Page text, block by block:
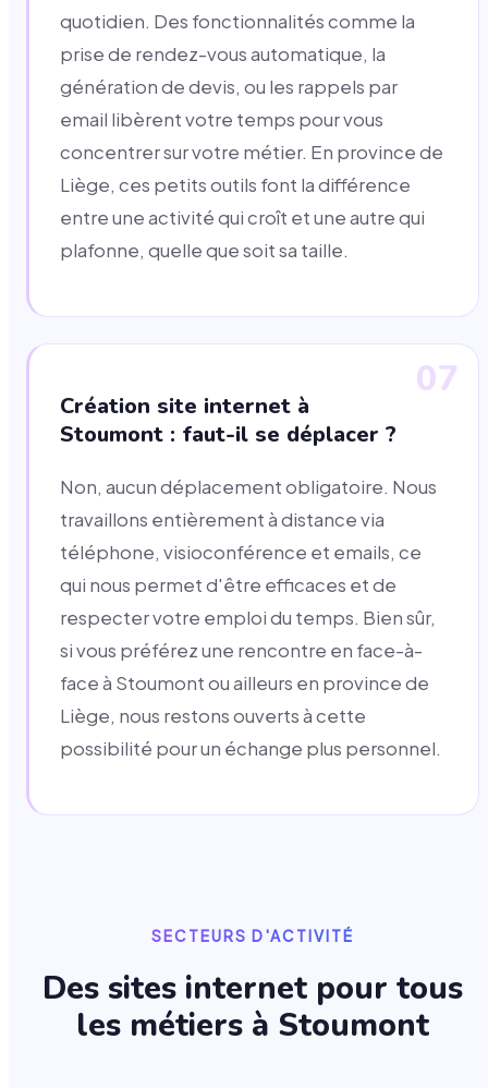
quotidien. Des fonctionnalités comme la
prise de rendez-vous automatique, la
génération de devis, ou les rappels par
email libèrent votre temps pour vous
concentrer sur votre métier. En province de
Liège, ces petits outils font la différence
entre une activité qui croît et une autre qui
plafonne, quelle que soit sa taille.
07
Création site internet à
Stoumont : faut-il se déplacer ?
Non, aucun déplacement obligatoire. Nous
travaillons entièrement à distance via
téléphone, visioconférence et emails, ce
qui nous permet d'être efficaces et de
respecter votre emploi du temps. Bien sûr,
si vous préférez une rencontre en face-à-
face à Stoumont ou ailleurs en province de
Liège, nous restons ouverts à cette
possibilité pour un échange plus personnel.
SECTEURS D'ACTIVITÉ
Des sites internet pour tous
les métiers à Stoumont